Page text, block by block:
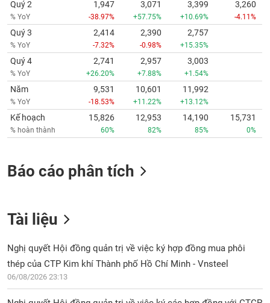
Quý 2
% YoY
1,947
-38.97%
3,071
+57.75%
3,399
+10.69%
3,260
-4.11%
Quý 3
% YoY
2,414
-7.32%
2,390
-0.98%
2,757
+15.35%
Quý 4
% YoY
2,741
+26.20%
2,957
+7.88%
3,003
+1.54%
Năm
% YoY
9,531
-18.53%
10,601
+11.22%
11,992
+13.12%
Kế hoạch
% hoàn thành
15,826
60%
12,953
82%
14,190
85%
15,731
0%
Báo cáo phân tích
Tài liệu
Nghị quyết Hội đồng quản trị về việc ký hợp đồng mua phôi
thép của CTP Kim khí Thành phố Hồ Chí Minh - Vnsteel
06/08/2026 23:13